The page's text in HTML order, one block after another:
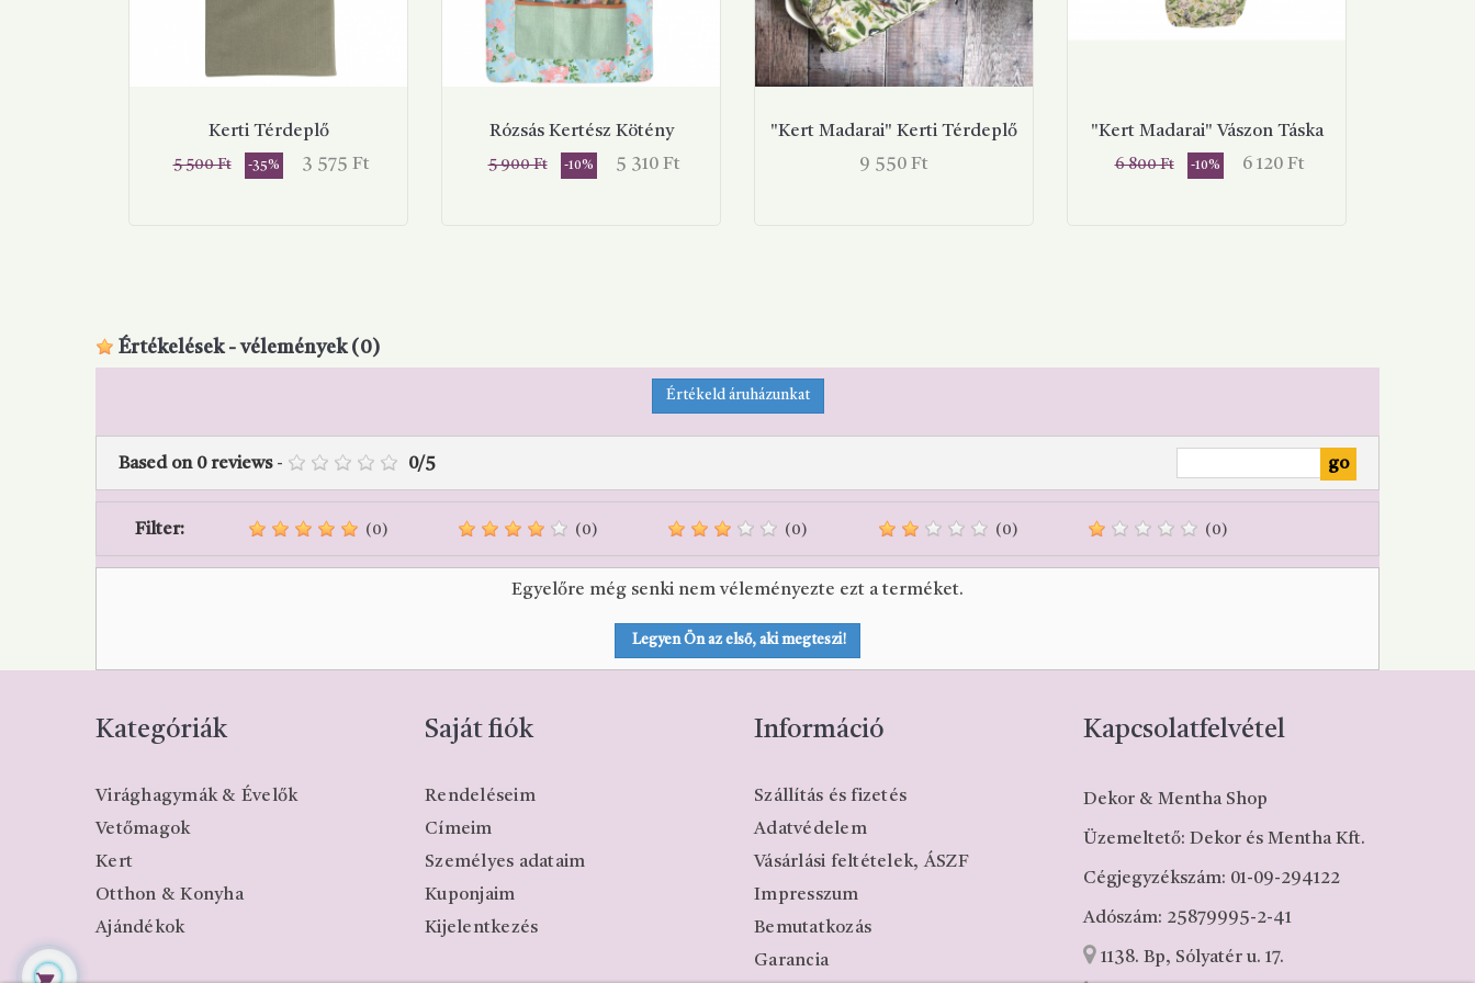
Kerti Térdeplő
Normál
5 500 Ft -35% Ár
3 575 Ft
Rózsás Kertész Kötény
Normál
5 900 Ft -10% Ár
5 310 Ft
"Kert Madarai" Kerti Térdeplő
Ár
9 550 Ft
"Kert Madarai" Vászon Táska
Normál
6 800 Ft -10% Ár
6 120 Ft
Értékelések - vélemények (0)
Értékeld áruházunkat
Based on 0reviews - 0/5
Filter: (0) (0) (0) (0) (0)
Egyelőre még senki nem véleményezte ezt a terméket.
Legyen Ön az első, aki megteszi!
Kategóriák
Virághagymák & Évelők
Vetőmagok
Kert
Otthon & Konyha
Ajándékok
Saját fiók
Rendeléseim
Címeim
Személyes adataim
Kuponjaim
Kijelentkezés
Információ
Szállítás és fizetés
Adatvédelem
Vásárlási feltételek, ÁSZF
Impresszum
Bemutatkozás
Garancia
Kapcsolatfelvétel
Dekor & Mentha Shop
Üzemeltető: Dekor és Mentha Kft.
Cégjegyzékszám: 01-09-294122
Adószám: 25879995-2-41
1138. Bp, Sólyatér u. 17.